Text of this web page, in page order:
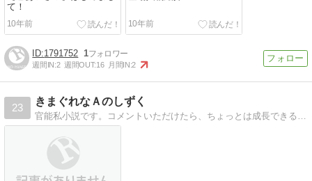
て！
10年前
10年前
1791752 1
週間IN:2 週間OUT:16 月間IN:2
23
きまぐれなＡのしずく
官能私小説です。コメントいただけたら、ちょっとは成長できるかな？という事で、長編をのんびりと発行していきます。